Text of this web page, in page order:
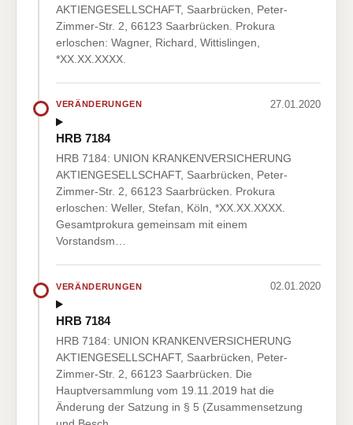
AKTIENGESELLSCHAFT, Saarbrücken, Peter-
Zimmer-Str. 2, 66123 Saarbrücken. Prokura
erloschen: Wagner, Richard, Wittislingen,
*XX.XX.XXXX.
VERÄNDERUNGEN 27.01.2020
HRB 7184
HRB 7184: UNION KRANKENVERSICHERUNG
AKTIENGESELLSCHAFT, Saarbrücken, Peter-
Zimmer-Str. 2, 66123 Saarbrücken. Prokura
erloschen: Weller, Stefan, Köln, *XX.XX.XXXX.
Gesamtprokura gemeinsam mit einem
Vorstandsm…
VERÄNDERUNGEN 02.01.2020
HRB 7184
HRB 7184: UNION KRANKENVERSICHERUNG
AKTIENGESELLSCHAFT, Saarbrücken, Peter-
Zimmer-Str. 2, 66123 Saarbrücken. Die
Hauptversammlung vom 19.11.2019 hat die
Änderung der Satzung in § 5 (Zusammensetzung